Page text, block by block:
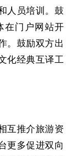
人员培训。鼓
在门户网站开
。鼓励双方出
化经典互译工
推介旅游资
更多促进双向